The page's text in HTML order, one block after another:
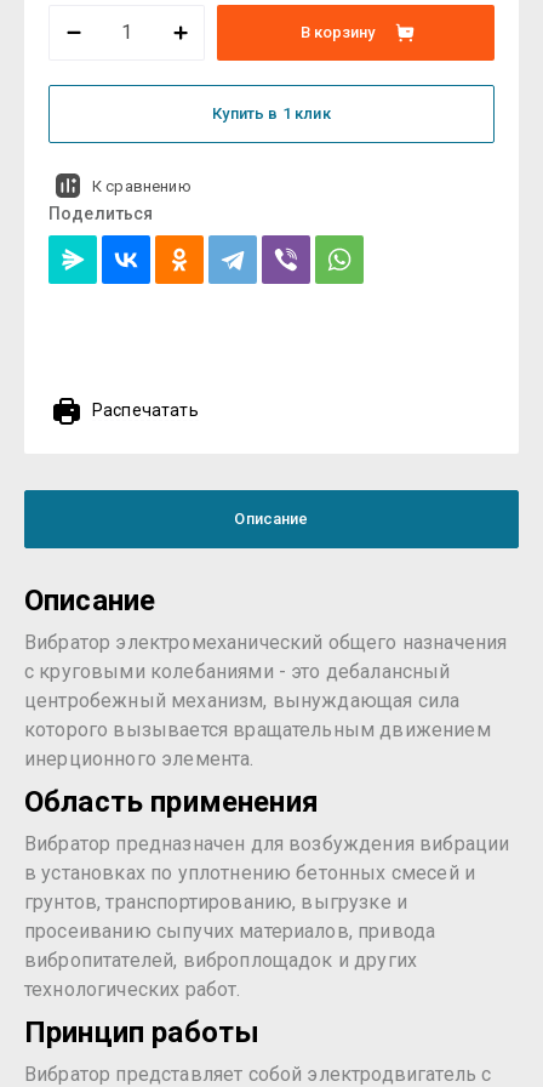
В корзину
Купить в 1 клик
К сравнению
Поделиться
Распечатать
Описание
Описание
Вибратор электромеханический общего назначения
с круговыми колебаниями - это дебалансный
центробежный механизм, вынуждающая сила
которого вызывается вращательным движением
инерционного элемента.
Область применения
Вибратор предназначен для возбуждения вибрации
в установках по уплотнению бетонных смесей и
грунтов, транспортированию, выгрузке и
просеиванию сыпучих материалов, привода
вибропитателей, виброплощадок и других
технологических работ.
Принцип работы
Вибратор представляет собой электродвигатель с